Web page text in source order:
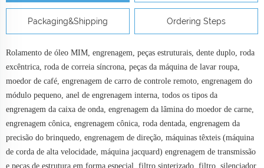
Packaging&Shipping Ordering Steps
Rolamento de óleo MIM, engrenagem, peças estruturais, dente duplo, roda
excêntrica, roda de correia síncrona, peças da máquina de lavar roupa,
moedor de café, engrenagem de carro de controle remoto, engrenagem do
módulo pequeno, anel de engrenagem interna, todos os tipos da
engrenagem da caixa de onda, engrenagem da lâmina do moedor de carne,
engrenagem cônica, engrenagem cônica, roda dentada, engrenagem da
precisão do brinquedo, engrenagem de direção, máquinas têxteis (máquina
de corda de alta velocidade, máquina jacquard) engrenagem de transmissão
e peças de estrutura em forma especial, filtro sinterizado, filtro, silenciador,